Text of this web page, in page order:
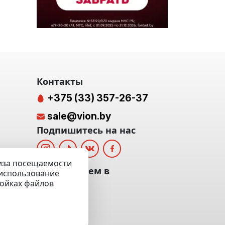
посещаемости
файлов
Контакты
+375 (33) 357-26-37
sale@vion.by
Подпишитесь на нас
Мы отвечаем в